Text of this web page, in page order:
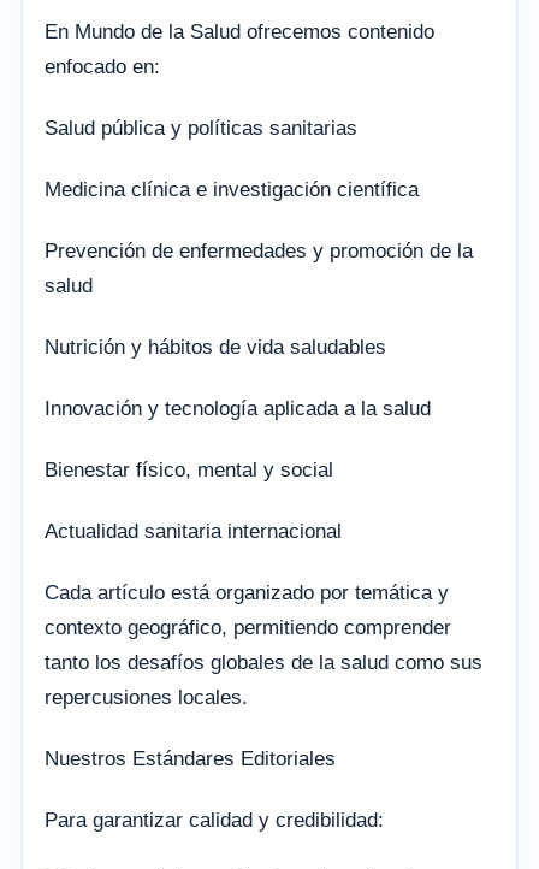
En Mundo de la Salud ofrecemos contenido
enfocado en:
Salud pública y políticas sanitarias
Medicina clínica e investigación científica
Prevención de enfermedades y promoción de la
salud
Nutrición y hábitos de vida saludables
Innovación y tecnología aplicada a la salud
Bienestar físico, mental y social
Actualidad sanitaria internacional
Cada artículo está organizado por temática y
contexto geográfico, permitiendo comprender
tanto los desafíos globales de la salud como sus
repercusiones locales.
Nuestros Estándares Editoriales
Para garantizar calidad y credibilidad: